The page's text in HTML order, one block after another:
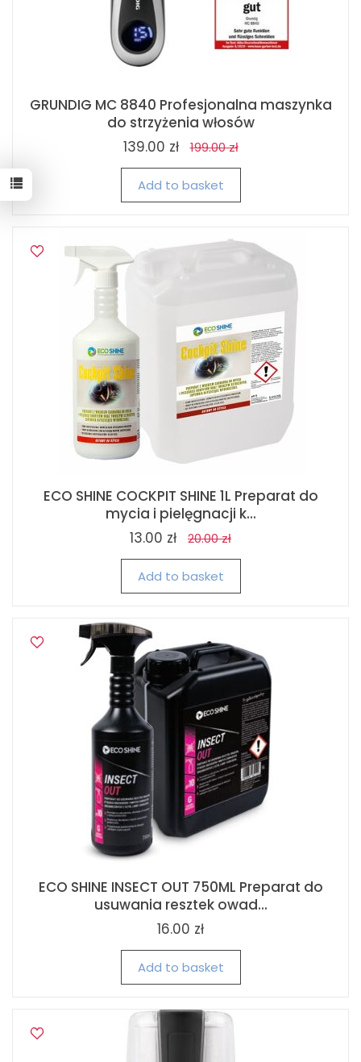
GRUNDIG MC 8840 Profesjonalna maszynka
do strzyżenia włosów
139.00 zł
199.00 zł
Add to basket
ECO SHINE COCKPIT SHINE 1L Preparat do
mycia i pielęgnacji k...
13.00 zł
20.00 zł
Add to basket
ECO SHINE INSECT OUT 750ML Preparat do
usuwania resztek owad...
16.00 zł
Add to basket